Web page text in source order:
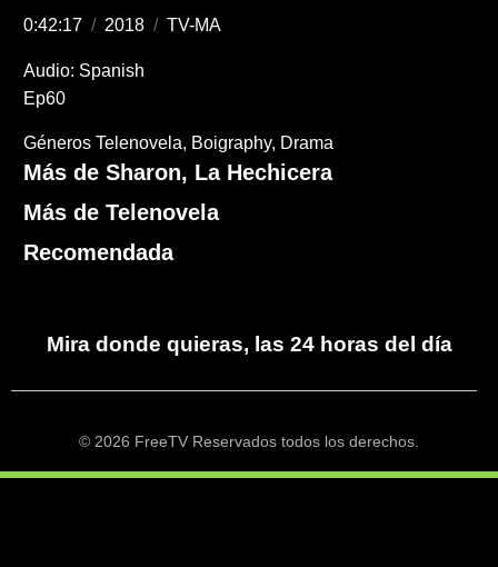
0:42:17 / 2018 / TV-MA
Audio: Spanish
Ep60
Géneros Telenovela Boigraphy Drama
Más de Sharon, La Hechicera
Más de Telenovela
Recomendada
Mira donde quieras, las 24 horas del día
© 2026 FreeTV Reservados todos los derechos.